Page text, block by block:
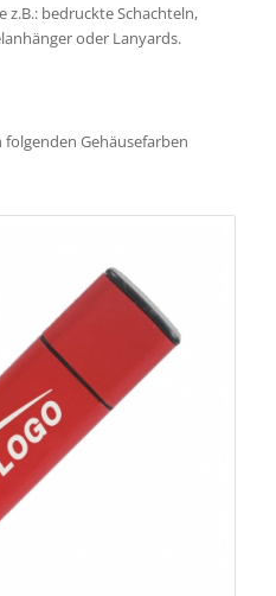
z.B.: bedruckte Schachteln,
oder Lanyards.
folgenden Gehäusefarben